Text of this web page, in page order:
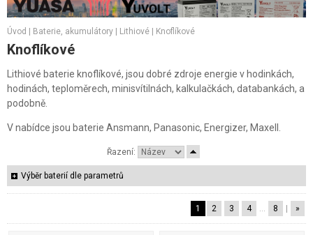
Úvod | Baterie, akumulátory | Lithiové | Knoflíkové
Knoflíkové
Lithiové baterie knoflíkové, jsou dobré zdroje energie v hodinkách,
hodinách, teploměrech, minisvítilnách, kalkulačkách, databankách, a
podobně.
V nabídce jsou baterie Ansmann, Panasonic, Energizer, Maxell.
Řazení:
Výběr baterií dle parametrů
1 2 3 4 … 8 | »